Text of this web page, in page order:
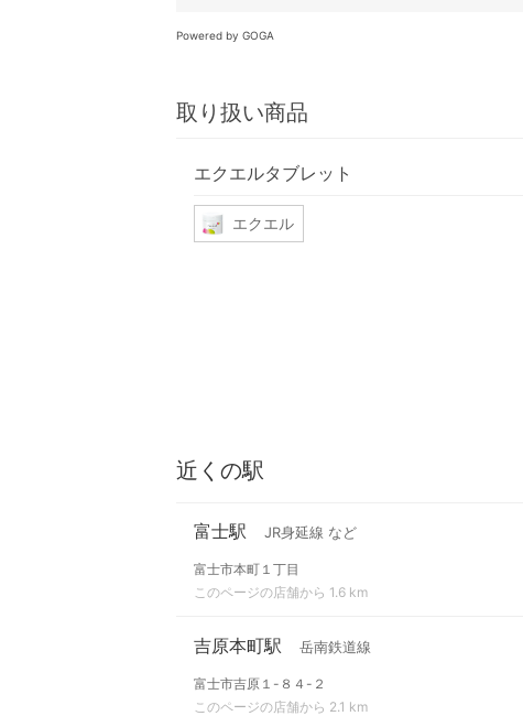
Powered by GOGA
取り扱い商品
エクエルタブレット
エクエル
近くの駅
富士駅 JR身延線 など
富士市本町１丁目
このページの店舗から 1.6 km
吉原本町駅 岳南鉄道線
富士市吉原１-８４-２
このページの店舗から 2.1 km